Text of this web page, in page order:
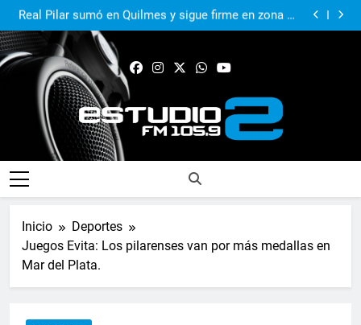
e identidad
Real Pilar sumó en Quilmes y sigue firme en zona de
Reducido
Murió Jorge Messi, el papá del 10 de la selección
El Municipio acompañó al Centro Papa Francisco en
El Municipio sigue apoyando los espacios de cultura
Real Pilar sumó en Quilmes y sigue firme en zona de
Murió Jorge Messi, el papá del 10 de la selección
argentina
FM Estudio 2
Inicio
Deportes
Juegos Evita: Los pilarenses van por más medallas en
Mar del Plata.